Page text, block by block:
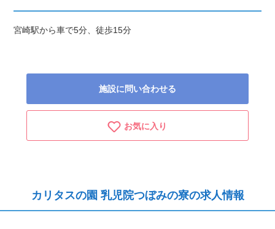
宮崎駅から車で5分、徒歩15分
施設に問い合わせる
お気に入り
カリタスの園 乳児院つぼみの寮の求人情報